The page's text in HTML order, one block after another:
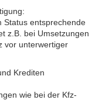
Status entsprechende
z.B. bei Umsetzungen
vor unterwertiger
Krediten
wie bei der Kfz-